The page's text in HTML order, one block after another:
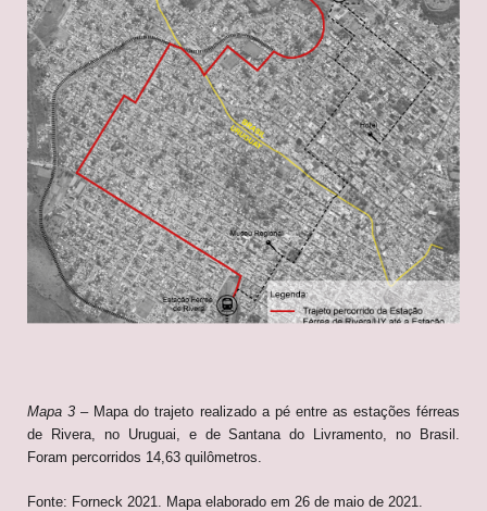
Mapa 3 – Mapa do trajeto realizado a pé entre as estações férreas
de Rivera, no Uruguai, e de Santana do Livramento, no Brasil.
Foram percorridos 14,63 quilômetros.
Fonte: Forneck 2021. Mapa elaborado em 26 de maio de 2021.